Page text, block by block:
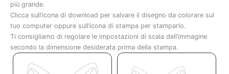
più grande.
Clicca sull’icona di download per salvare il disegno da colorare sul
tuo computer oppure sull’icona di stampa per stamparlo.
Ti consigliamo di regolare le impostazioni di scala dell’immagine
secondo la dimensione desiderata prima della stampa.